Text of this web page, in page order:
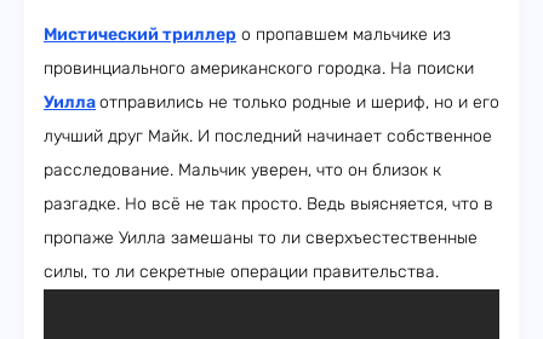
Мистический триллер о пропавшем мальчике из
провинциального американского городка. На поиски
Уиллаотправились не только родные и шериф, но и его
лучший друг Майк. И последний начинает собственное
расследование. Мальчик уверен, что он близок к
разгадке. Но всё не так просто. Ведь выясняется, что в
пропаже Уилла замешаны то ли сверхъестественные
силы, то ли секретные операции правительства.